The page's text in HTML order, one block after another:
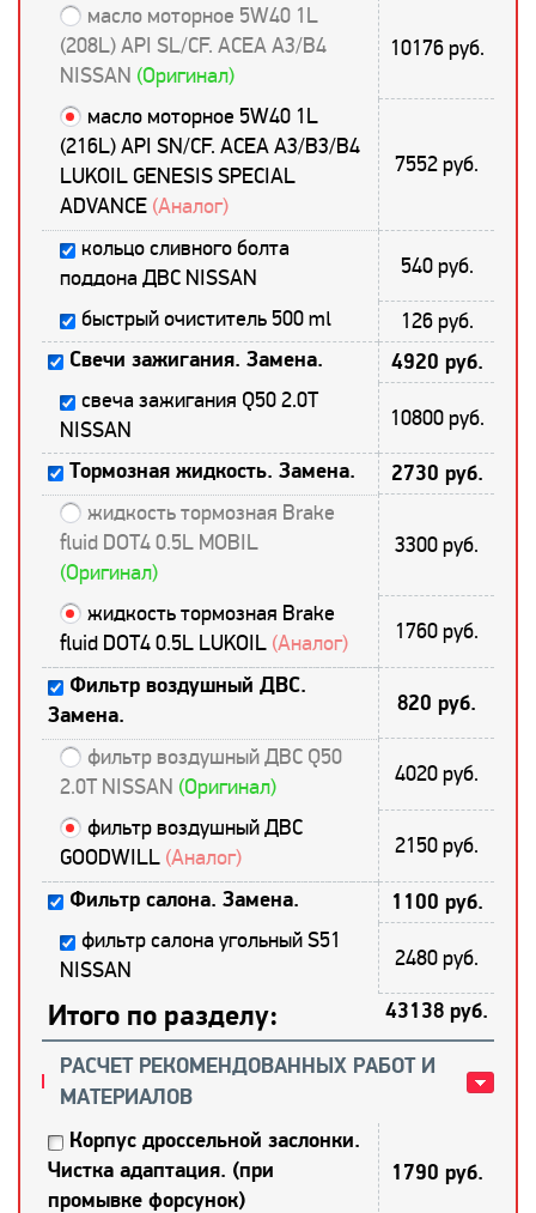
масло моторное 5W40 1L
(208L) API SL/CF. ACEA A3/B4
NISSAN (Оригинал)
10176 руб.
масло моторное 5W40 1L
(216L) API SN/CF. ACEA A3/B3/B4
LUKOIL GENESIS SPECIAL
ADVANCE (Аналог)
7552 руб.
кольцо сливного болта
поддона ДВС NISSAN
540 руб.
быстрый очиститель 500 ml
126 руб.
Свечи зажигания. Замена. 4920 руб.
свеча зажигания Q50 2.0T
NISSAN
10800 руб.
Тормозная жидкость. Замена. 2730 руб.
жидкость тормозная Brake
fluid DOT4 0.5L MOBIL
(Оригинал)
3300 руб.
жидкость тормозная Brake
fluid DOT4 0.5L LUKOIL (Аналог) 1760 руб.
Фильтр воздушный ДВС.
Замена.
820 руб.
фильтр воздушный ДВС Q50
2.0T NISSAN (Оригинал) 4020 руб.
фильтр воздушный ДВС
GOODWILL (Аналог) 2150 руб.
Фильтр салона. Замена. 1100 руб.
фильтр салона угольный S51
NISSAN
2480 руб.
Итого по разделу:
43138 руб.
РАСЧЕТ РЕКОМЕНДОВАННЫХ РАБОТ И
МАТЕРИАЛОВ
Корпус дроссельной заслонки.
Чистка адаптация. (при
промывке форсунок)
1790 руб.